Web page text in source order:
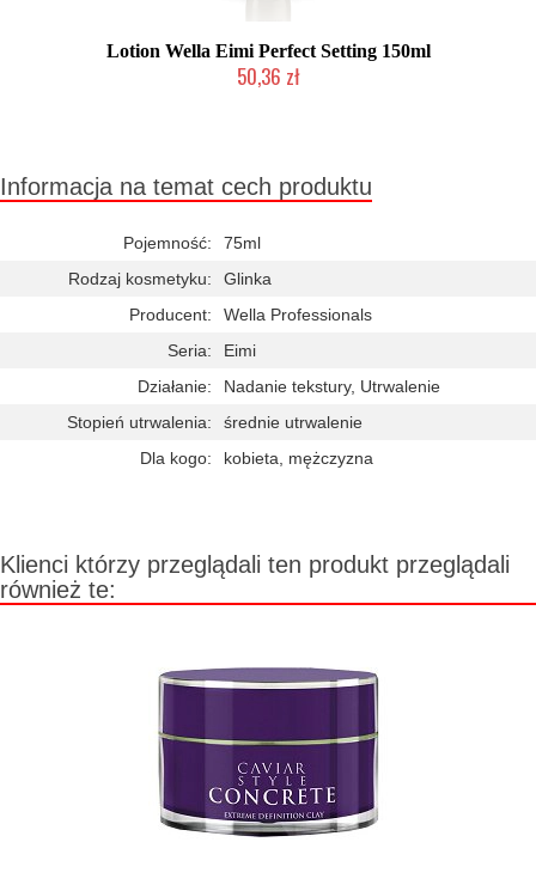
Lotion Wella Eimi Perfect Setting 150ml
50,36 zł
Informacja na temat cech produktu
Pojemność:
75ml
Rodzaj kosmetyku:
Glinka
Producent:
Wella Professionals
Seria:
Eimi
Działanie:
Nadanie tekstury, Utrwalenie
Stopień utrwalenia:
średnie utrwalenie
Dla kogo:
kobieta, mężczyzna
Klienci którzy przeglądali ten produkt przeglądali
również te: